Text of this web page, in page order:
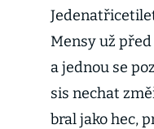
Mensy už
a jednou se
sis nechat
bral jako hec,